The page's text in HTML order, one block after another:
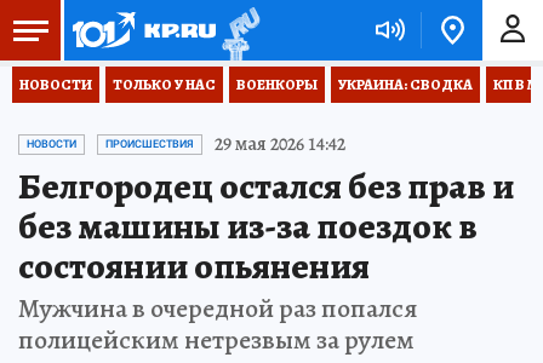
НОВОСТИ ТОЛЬКО У НАС ВОЕНКОРЫ УКРАИНА: СВОДКА КП В
НОВОСТИ ПРОИСШЕСТВИЯ 29 мая 2026 14:42
Белгородец остался без прав и
без машины из-за поездок в
состоянии опьянения
Мужчина в очередной раз попался
полицейским нетрезвым за рулем